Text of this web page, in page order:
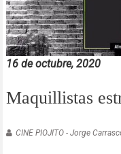
16 de octubre, 2020
Maquillistas
CINE PIOJITO - Jorge